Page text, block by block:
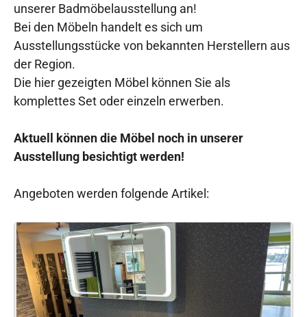
unserer Badmöbelausstellung an!
Bei den Möbeln handelt es sich um
Ausstellungsstücke von bekannten Herstellern aus
der Region.
Die hier gezeigten Möbel können Sie als
komplettes Set oder einzeln erwerben.
Aktuell können die Möbel noch in unserer
Ausstellung besichtigt werden!
Angeboten werden folgende Artikel: